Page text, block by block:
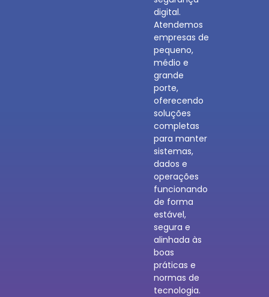
digital.
Atendemos
empresas de
pequeno,
médio e
grande
porte,
oferecendo
soluções
completas
para manter
sistemas,
dados e
operações
funcionando
de forma
estável,
segura e
alinhada às
boas
práticas e
normas de
tecnologia.